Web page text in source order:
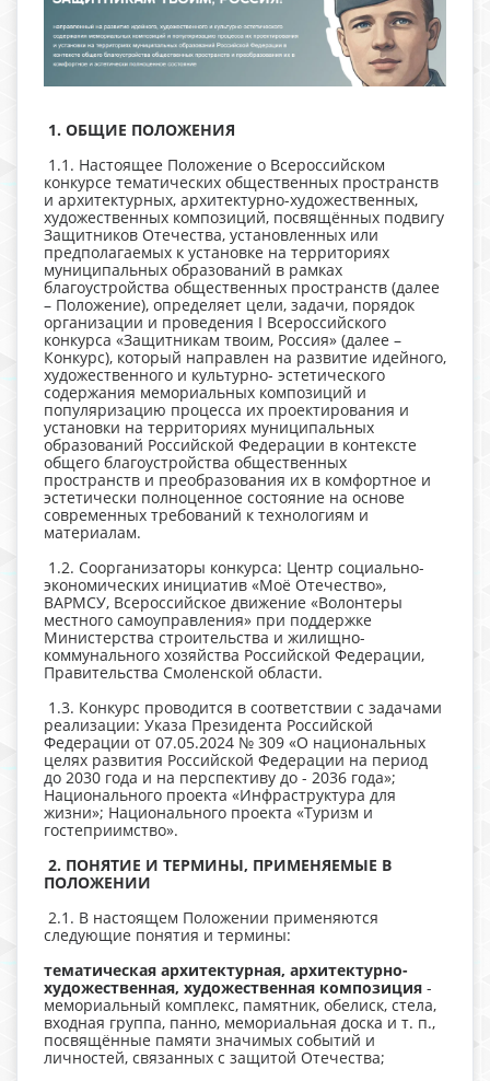
1. ОБЩИЕ ПОЛОЖЕНИЯ
1.1. Настоящее Положение о Всероссийском
конкурсе тематических общественных пространств
и архитектурных, архитектурно-художественных,
художественных композиций, посвящённых подвигу
Защитников Отечества, установленных или
предполагаемых к установке на территориях
муниципальных образований в рамках
благоустройства общественных пространств (далее
– Положение), определяет цели, задачи, порядок
организации и проведения I Всероссийского
конкурса «Защитникам твоим, Россия» (далее –
Конкурс), который направлен на развитие идейного,
художественного и культурно- эстетического
содержания мемориальных композиций и
популяризацию процесса их проектирования и
установки на территориях муниципальных
образований Российской Федерации в контексте
общего благоустройства общественных
пространств и преобразования их в комфортное и
эстетически полноценное состояние на основе
современных требований к технологиям и
материалам.
1.2. Соорганизаторы конкурса: Центр социально-
экономических инициатив «Моё Отечество»,
ВАРМСУ, Всероссийское движение «Волонтеры
местного самоуправления» при поддержке
Министерства строительства и жилищно-
коммунального хозяйства Российской Федерации,
Правительства Смоленской области.
1.3. Конкурс проводится в соответствии с задачами
реализации: Указа Президента Российской
Федерации от 07.05.2024 № 309 «О национальных
целях развития Российской Федерации на период
до 2030 года и на перспективу до - 2036 года»;
Национального проекта «Инфраструктура для
жизни»; Национального проекта «Туризм и
гостеприимство».
2. ПОНЯТИЕ И ТЕРМИНЫ, ПРИМЕНЯЕМЫЕ В
ПОЛОЖЕНИИ
2.1. В настоящем Положении применяются
следующие понятия и термины:
тематическая архитектурная, архитектурно-
художественная, художественная композиция -
мемориальный комплекс, памятник, обелиск, стела,
входная группа, панно, мемориальная доска и т. п.,
посвящённые памяти значимых событий и
личностей, связанных с защитой Отечества;